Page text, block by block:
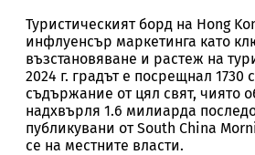
Туристическият борд на Hong
инфлуенсър маркетинга като
възстановяване и растеж на
2024 г. градът е посрещнал 1730
съдържание от цял свят, чиято
надхвърля 1.6 милиарда
публикувани от South China
се на местните власти.